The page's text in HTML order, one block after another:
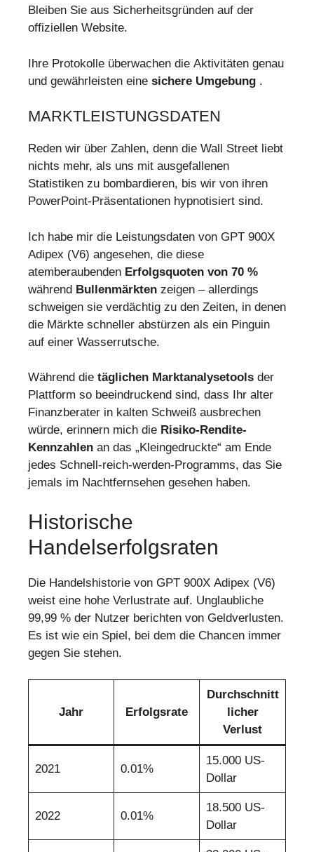
Bleiben Sie aus Sicherheitsgründen auf der
offiziellen Website.
Ihre Protokolle überwachen die Aktivitäten genau
und gewährleisten eine sichere Umgebung .
MARKTLEISTUNGSDATEN
Reden wir über Zahlen, denn die Wall Street liebt
nichts mehr, als uns mit ausgefallenen
Statistiken zu bombardieren, bis wir von ihren
PowerPoint-Präsentationen hypnotisiert sind.
Ich habe mir die Leistungsdaten von GPT 900X
Adipex (V6) angesehen, die diese
atemberaubenden Erfolgsquoten von 70 %
während Bullenmärkten zeigen – allerdings
schweigen sie verdächtig zu den Zeiten, in denen
die Märkte schneller abstürzen als ein Pinguin
auf einer Wasserrutsche.
Während die täglichen Marktanalysetools der
Plattform so beeindruckend sind, dass Ihr alter
Finanzberater in kalten Schweiß ausbrechen
würde, erinnern mich die Risiko-Rendite-
Kennzahlen an das „Kleingedruckte“ am Ende
jedes Schnell-reich-werden-Programms, das Sie
jemals im Nachtfernsehen gesehen haben.
Historische
Handelserfolgsraten
Die Handelshistorie von GPT 900X Adipex (V6)
weist eine hohe Verlustrate auf. Unglaubliche
99,99 % der Nutzer berichten von Geldverlusten.
Es ist wie ein Spiel, bei dem die Chancen immer
gegen Sie stehen.
Jahr Erfolgsrate
Durchschnitt
licher
Verlust
2021 0.01%
15.000 US-
Dollar
2022 0.01%
18.500 US-
Dollar